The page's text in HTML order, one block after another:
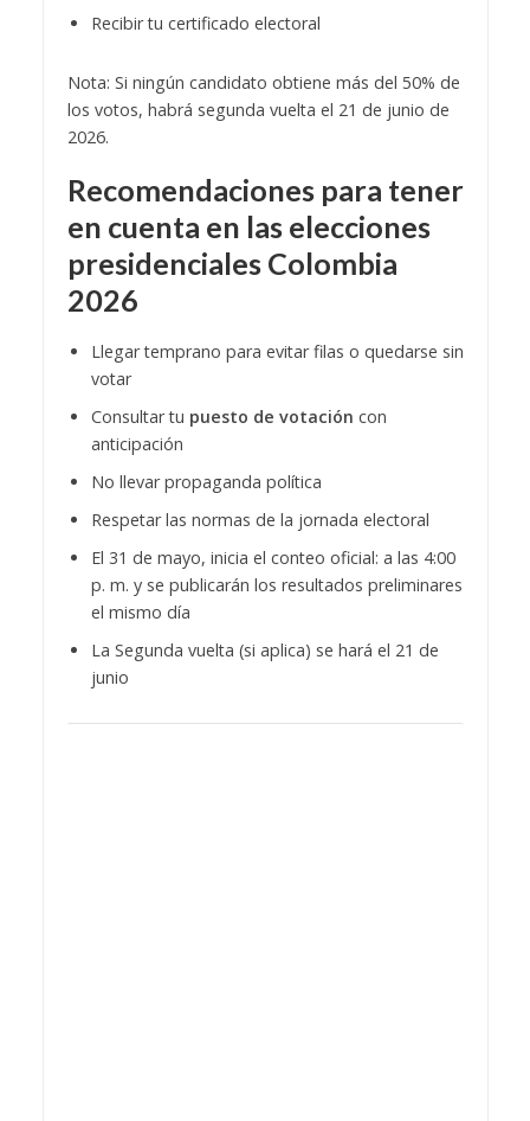
Recibir tu certificado electoral
Nota: Si ningún candidato obtiene más del 50% de
los votos, habrá segunda vuelta el 21 de junio de
2026.
Recomendaciones para tener
en cuenta en las elecciones
presidenciales Colombia
2026
Llegar temprano para evitar filas o quedarse sin
votar
Consultar tu puesto de votación con
anticipación
No llevar propaganda política
Respetar las normas de la jornada electoral
El 31 de mayo, inicia el conteo oficial: a las 4:00
p. m. y se publicarán los resultados preliminares
el mismo día
La Segunda vuelta (si aplica) se hará el 21 de
junio